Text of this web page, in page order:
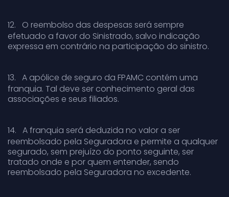
12.
O reembolso das despesas será sempre
efetuado a favor do Sinistrado, salvo indicação
expressa em contrário na participação do sinistro.
13. A apólice de seguro da FPAMC contém uma
franquia. Tal deve ser conhecimento geral das
associações e seus filiados.
14. A franquia será deduzida no valor a ser
reembolsado pela Seguradora e permite a qualquer
segurado, sem prejuízo do ponto seguinte, ser
tratado onde e por quem entender, sendo
reembolsado pela Seguradora no excedente.